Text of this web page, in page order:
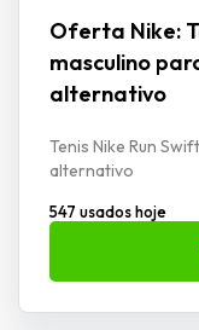
Oferta Nike:
masculino
alternativo
Tenis Nike Run
alternativo
547 usados hoje